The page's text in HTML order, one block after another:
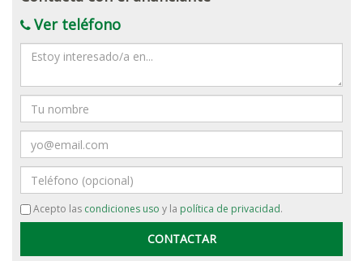
Ver teléfono
Mensaje
Nombre
Email
Teléfono
Acepto las condiciones uso y la política de privacidad.